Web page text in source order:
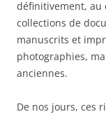
définitivement, au
collections de
manuscrits et
photographies,
anciennes.
De nos jours, ces